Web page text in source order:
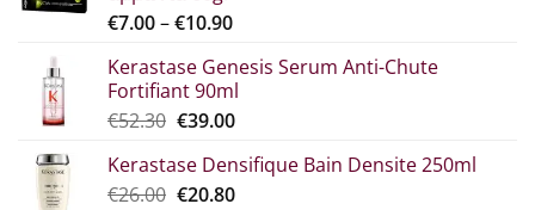
€7.00–€10.90Price
€7.00
through
€10.90
Kerastase Genesis Serum Anti-Chute
Fortifiant 90ml
€52.30 Original
was:
€52.30.
€39.00Η
τιμή
είναι:
Kerastase Densifique Bain Densite 250ml
€26.00 Original
€20.80Η